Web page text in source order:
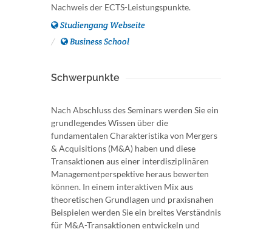
Nachweis der ECTS-Leistungspunkte.
Studiengang Webseite
Business School
Schwerpunkte
Nach Abschluss des Seminars werden Sie ein
grundlegendes Wissen über die
fundamentalen Charakteristika von Mergers
& Acquisitions (M&A) haben und diese
Transaktionen aus einer interdisziplinären
Managementperspektive heraus bewerten
können. In einem interaktiven Mix aus
theoretischen Grundlagen und praxisnahen
Beispielen werden Sie ein breites Verständnis
für M&A-Transaktionen entwickeln und